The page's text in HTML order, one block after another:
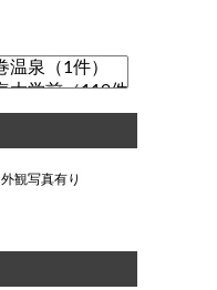
外観写真有り